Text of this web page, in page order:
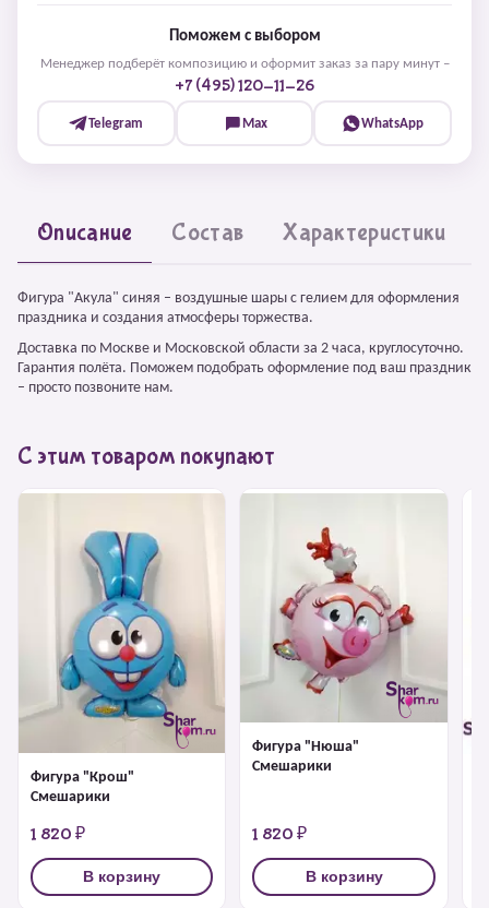
Поможем с выбором
Менеджер подберёт композицию и оформит заказ за пару минут –
+7 (495) 120-11-26
Telegram Max WhatsApp
Описание Состав Характеристики
Фигура "Акула" синяя – воздушные шары с гелием для оформления
праздника и создания атмосферы торжества.
Доставка по Москве и Московской области за 2 часа, круглосуточно.
Гарантия полёта. Поможем подобрать оформление под ваш праздник
– просто позвоните нам.
С этим товаром покупают
Фигура "Крош"
Смешарики
1 820 ₽
В корзину
Фигура "Нюша"
Смешарики
1 820 ₽
В корзину